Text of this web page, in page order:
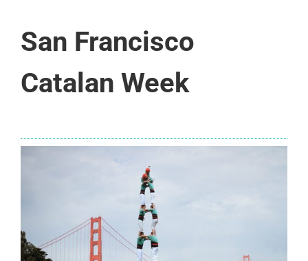
San Francisco
Catalan Week